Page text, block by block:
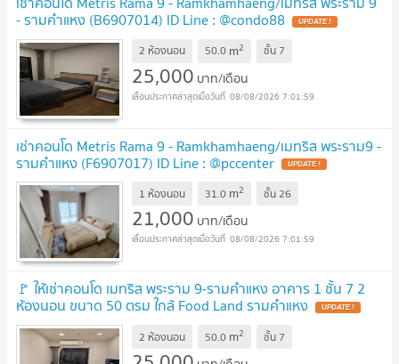
- รามคำแหง (B6907014) ID Line : @condo88 UPDATE !
2 ห้องนอน 50.0 m2 ชั้น 7
25,000 บาท/เดือน
08/08/2026 7:01:59
เช่าคอนโด Metris Rama 9 - Ramkhamhaeng/เมทริส พระราม9 -
รามคำแหง (F6907017) ID Line : @pccenter UPDATE !
1 ห้องนอน 31.0 m2 ชั้น26
21,000 บาท/เดือน
08/08/2026 7:01:59
🚩 ให้เช่าคอนโด เมทริส พระราม 9-รามคำแหง อาคาร 1 ชั้น 7 2
ห้องนอน ขนาด 50 ตรม ใกล้ Food Land รามคำแหง UPDATE !
2 ห้องนอน 50.0 m2 ชั้น 7